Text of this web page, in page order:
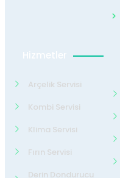
Hizmetler
Arçelik Servisi
Kombi Servisi
Klima Servisi
Fırın Servisi
Derin Dondurucu